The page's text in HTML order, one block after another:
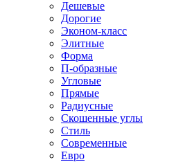
Дешевые
Дорогие
Эконом-класс
Элитные
Форма
П-образные
Угловые
Прямые
Радиусные
Скошенные углы
Стиль
Современные
Евро